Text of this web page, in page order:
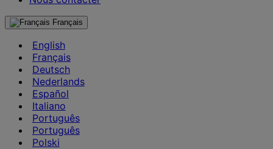
Français
English
Français
Deutsch
Nederlands
Español
Italiano
Português
Português
Polski